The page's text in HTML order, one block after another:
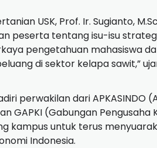
USK, Prof. Ir. Sugianto,
peserta tentang isu-isu
pengetahuan mahasiswa
di sektor kelapa sawit,”
perwakilan dari APKASINDO
GAPKI (Gabungan Pengusaha
kampus untuk terus
Indonesia.